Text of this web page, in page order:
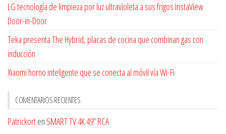
LG tecnología de limpieza por luz ultravioleta a sus frigos InstaView
Door-in-Door
Teka presenta The Hybrid, placas de cocina que combinan gas con
inducción
Xiaomi horno inteligente que se conecta al móvil vía Wi-Fi
COMENTARIOS RECIENTES
Patrickorten SMART TV 4K 49” RCA